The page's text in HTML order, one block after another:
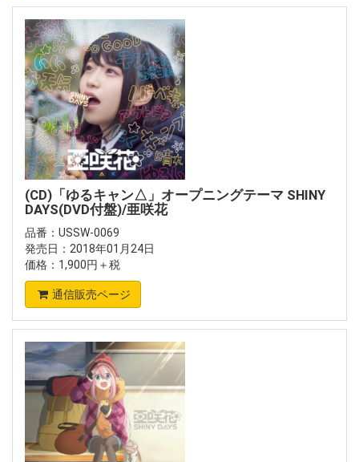
(CD)「ゆるキャン△」オープニングテーマ SHINY
DAYS(DVD付盤)/亜咲花
品番：USSW-0069
発売日：2018年01月24日
価格：1,900円＋税
通信販売ページ